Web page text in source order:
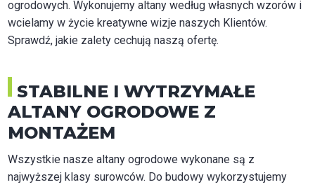
ogrodowych. Wykonujemy altany według własnych wzorów i
wcielamy w życie kreatywne wizje naszych Klientów.
Sprawdź, jakie zalety cechują naszą ofertę.
STABILNE I WYTRZYMAŁE
ALTANY OGRODOWE Z
MONTAŻEM
Wszystkie nasze altany ogrodowe wykonane są z
najwyższej klasy surowców. Do budowy wykorzystujemy